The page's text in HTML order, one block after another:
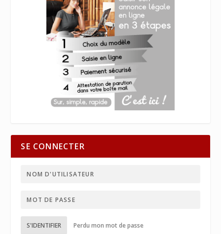
SE CONNECTER
S'IDENTIFIER Perdu mon mot de passe